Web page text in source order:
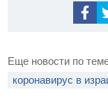
Еще новости по
коронавирус в